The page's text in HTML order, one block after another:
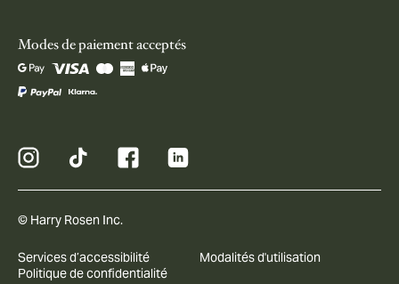
Modes de paiement acceptés
© Harry Rosen Inc.
Services d’accessibilité
Modalités d'utilisation
Politique de confidentialité